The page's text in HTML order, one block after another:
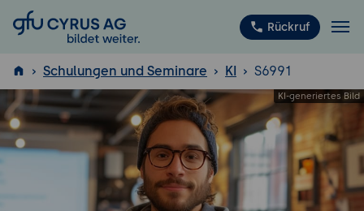
GFU Cyrus AG Rückruf
ISTQB ®
Schulungen und Seminare KI S6991